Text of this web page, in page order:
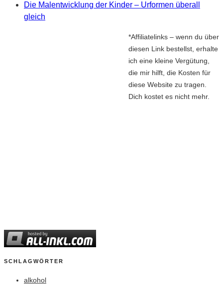
Die Malentwicklung der Kinder – Urformen überall
gleich
*Affiliatelinks – wenn du über
diesen Link bestellst, erhalte
ich eine kleine Vergütung,
die mir hilft, die Kosten für
diese Website zu tragen.
Dich kostet es nicht mehr.
SCHLAGWÖRTER
alkohol